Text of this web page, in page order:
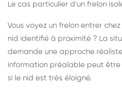
Le cas particulier d'un frelon
Vous voyez un frelon entrer
nid identifié à proximité ? La
demande une approche
information préalable peut être
si le nid est très éloigné.